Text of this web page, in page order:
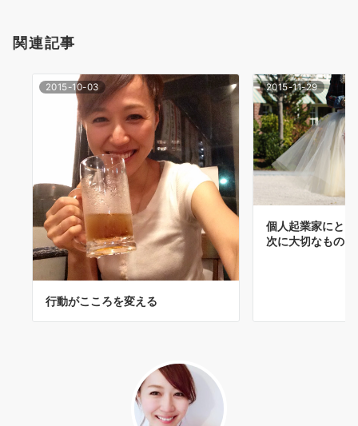
ン
関連記事
2015-10-03
行動がこころを変える
2015-11-29
個人起業家にと
次に大切なもの